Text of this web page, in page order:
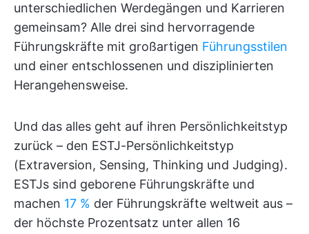
unterschiedlichen Werdegängen und Karrieren
gemeinsam? Alle drei sind hervorragende
Führungskräfte mit großartigen Führungsstilen
und einer entschlossenen und disziplinierten
Herangehensweise.
Und das alles geht auf ihren Persönlichkeitstyp
zurück – den ESTJ-Persönlichkeitstyp
(Extraversion, Sensing, Thinking und Judging).
ESTJs sind geborene Führungskräfte und
machen 17 % der Führungskräfte weltweit aus –
der höchste Prozentsatz unter allen 16